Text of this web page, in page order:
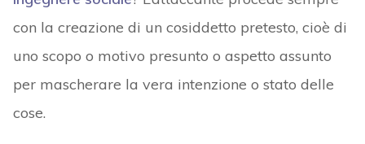
con la creazione di un cosiddetto pretesto, cioè di
uno scopo o motivo presunto o aspetto assunto
per mascherare la vera intenzione o stato delle
cose.